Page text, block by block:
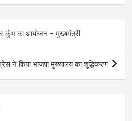
e
gr
a
m
ail ar
कुंभ का आयोजन – मुख्यमंत्री
ने किया भाजपा मुख्यालय का शुद्धिकरण